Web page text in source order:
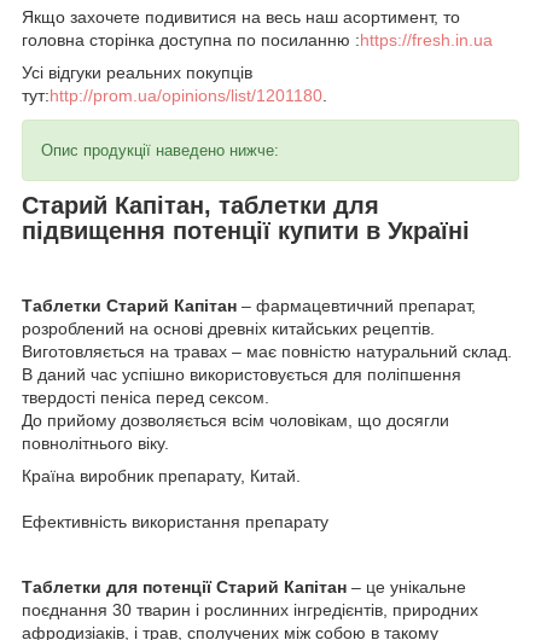
Якщо захочете подивитися на весь наш асортимент, то
головна сторінка доступна по посиланню :https://fresh.in.ua
Усі відгуки реальних покупців
тут:http://prom.ua/opinions/list/1201180
Опис продукції наведено нижче:
Старий Капітан, таблетки для
підвищення потенції купити в Україні
Таблетки Старий Капітан – фармацевтичний препарат,
розроблений на основі древніх китайських рецептів.
Виготовляється на травах – має повністю натуральний склад.
В даний час успішно використовується для поліпшення
твердості пеніса перед сексом.
До прийому дозволяється всім чоловікам, що досягли
повнолітнього віку.
Країна виробник препарату, Китай.
Ефективність використання препарату
Таблетки для потенції Старий Капітан – це унікальне
поєднання 30 тварин і рослинних інгредієнтів, природних
афродизіаків, і трав, сполучених між собою в такому